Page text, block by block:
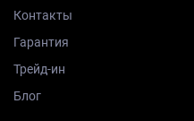
Контакты
Гарантия
Трейд-ин
Блог